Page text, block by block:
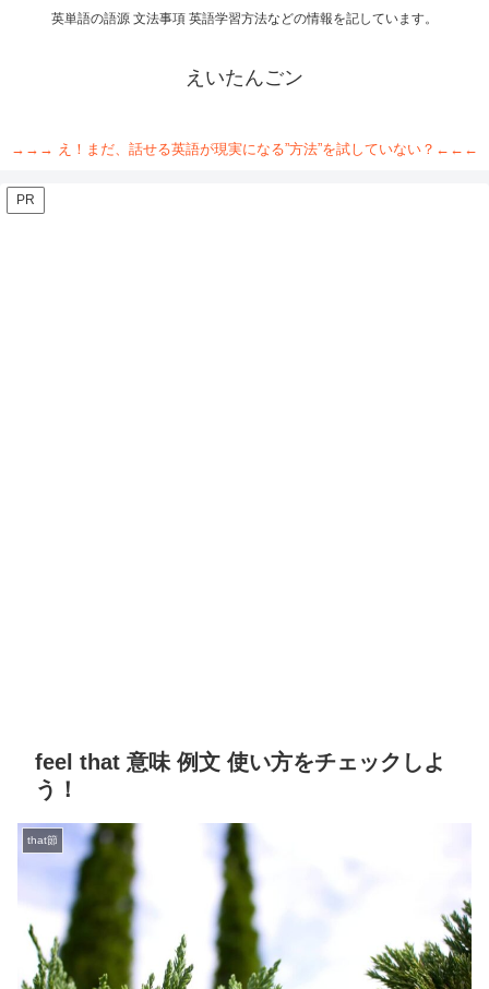
英単語の語源 文法事項 英語学習方法などの情報を記しています。
えいたんごン
→→→ え！まだ、話せる英語が現実になる”方法”を試していない？←←←
PR
feel that 意味 例文 使い方をチェックしよ
う！
that節